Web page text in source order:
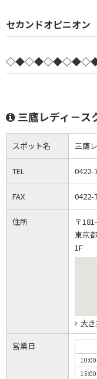
セカンドオピニオン
三鷹レディ－ス
スポット名 三鷹
TEL 0422-
FAX 0422-
住所
〒
東京
1F
大
営業日